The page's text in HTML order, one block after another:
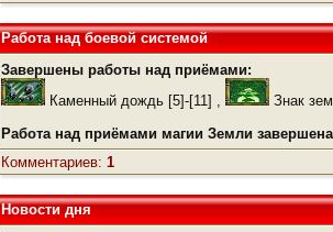
Работа над боевой системой
Завершены работы над приёмами:
Каменный дождь [5]-[11] ,
Знак
Работа над приёмами магии Земли
Комментариев:1
Новости дня